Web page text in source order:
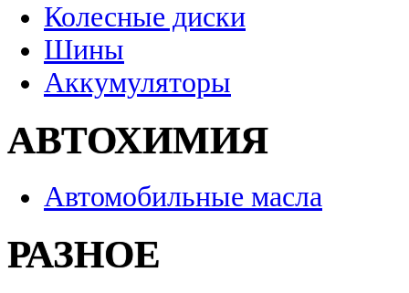
Колесные диски
Шины
Аккумуляторы
АВТОХИМИЯ
Автомобильные масла
РАЗНОЕ